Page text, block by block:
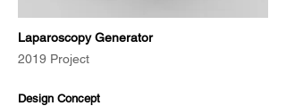
Laparoscopy Generator
2019 Project
Design Concept